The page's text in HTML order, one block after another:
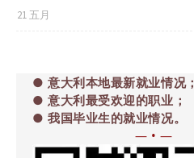
21 五月
● 意大利本地最新就业情况；
● 意大利最受欢迎的职业；
● 我国毕业生的就业情况。
— • —